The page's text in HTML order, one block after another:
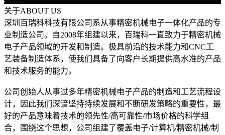
关于ABOUT US
深圳百瑞科科技有限公司系从事精密机械电子一体化产品的专
业制造公司。自2008年组建以来，百瑞科一直致力于精密机械
电子产品领域的开发和制造。极具前沿的技术能力和CNC工
艺装备制造体系，使我们具备了向客户长期提供高水准的产品
和技术服务的能力。
公司创始人从事过多年精密机械电子产品的制造和工艺流程设
计，因此我们深谙坚持持续发展和不断研发策略的重要性，最
好的产品意味着技术的领先性/高可靠性/市场价格的科学组
合，围绕这个思想，公司组建了覆盖电子/计算机/精密机械/制